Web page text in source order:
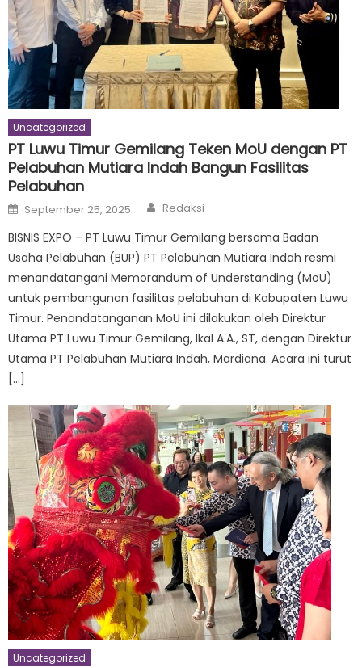
Uncategorized
PT Luwu Timur Gemilang Teken MoU dengan PT
Pelabuhan Mutiara Indah Bangun Fasilitas
Pelabuhan
Posted
on
September 25, 2025 Author
Redaksi
BISNIS EXPO – PT Luwu Timur Gemilang bersama Badan
Usaha Pelabuhan (BUP) PT Pelabuhan Mutiara Indah resmi
menandatangani Memorandum of Understanding (MoU)
untuk pembangunan fasilitas pelabuhan di Kabupaten Luwu
Timur. Penandatanganan MoU ini dilakukan oleh Direktur
Utama PT Luwu Timur Gemilang, Ikal A.A., ST, dengan Direktur
Utama PT Pelabuhan Mutiara Indah, Mardiana. Acara ini turut
[…]
Uncategorized